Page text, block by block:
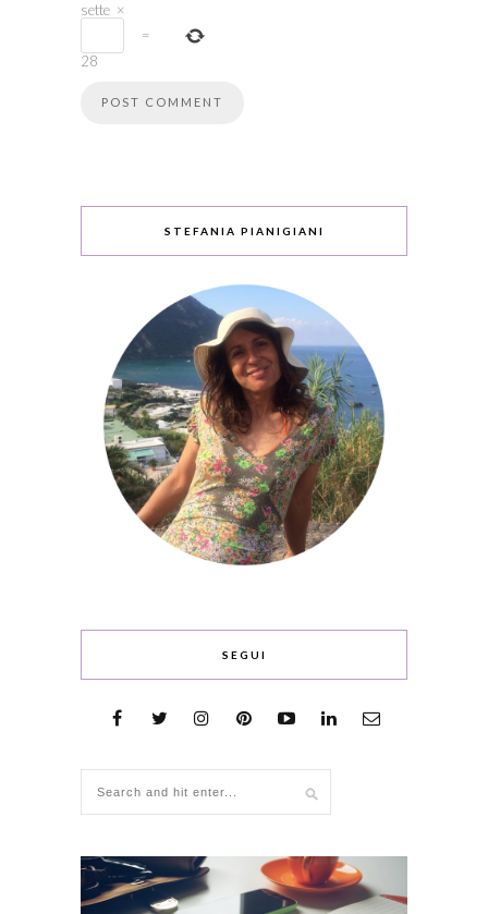
sette ×
=
28
STEFANIA PIANIGIANI
SEGUI